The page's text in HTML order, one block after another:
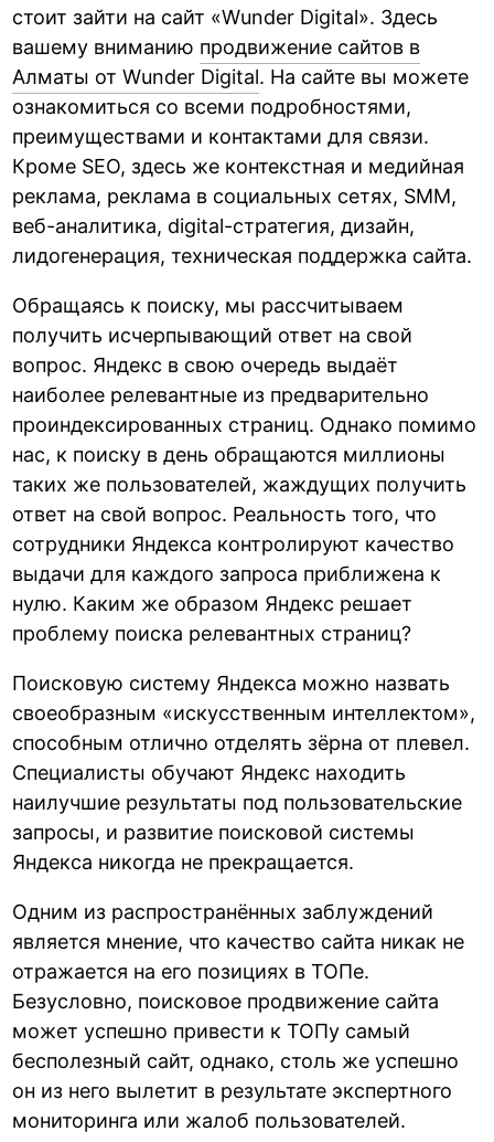
стоит зайти на сайт «Wunder Digital». Здесь
вашему вниманию продвижение сайтов в
Алматы от Wunder Digital. На сайте вы можете
ознакомиться со всеми подробностями,
преимуществами и контактами для связи.
Кроме SEO, здесь же контекстная и медийная
реклама, реклама в социальных сетях, SMM,
веб-аналитика, digital-стратегия, дизайн,
лидогенерация, техническая поддержка сайта.
Обращаясь к поиску, мы рассчитываем
получить исчерпывающий ответ на свой
вопрос. Яндекс в свою очередь выдаёт
наиболее релевантные из предварительно
проиндексированных страниц. Однако помимо
нас, к поиску в день обращаются миллионы
таких же пользователей, жаждущих получить
ответ на свой вопрос. Реальность того, что
сотрудники Яндекса контролируют качество
выдачи для каждого запроса приближена к
нулю. Каким же образом Яндекс решает
проблему поиска релевантных страниц?
Поисковую систему Яндекса можно назвать
своеобразным «искусственным интеллектом»,
способным отлично отделять зёрна от плевел.
Специалисты обучают Яндекс находить
наилучшие результаты под пользовательские
запросы, и развитие поисковой системы
Яндекса никогда не прекращается.
Одним из распространённых заблуждений
является мнение, что качество сайта никак не
отражается на его позициях в ТОПе.
Безусловно, поисковое продвижение сайта
может успешно привести к ТОПу самый
бесполезный сайт, однако, столь же успешно
он из него вылетит в результате экспертного
мониторинга или жалоб пользователей.